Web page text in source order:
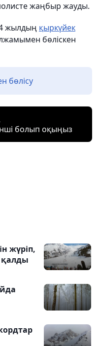
жаңбыр жауды.
жылдың қыркүйек
бөліскен
бөлісу
болып оқыңыз
жүріп,